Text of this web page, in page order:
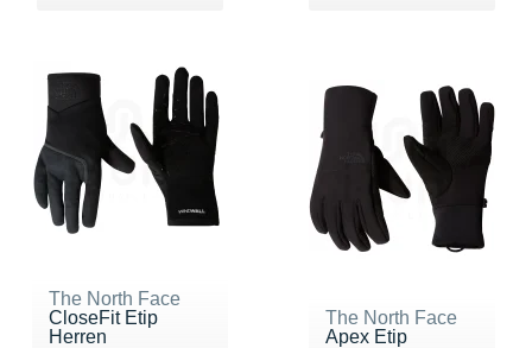
The North Face
CloseFit Etip
Herren
The North Face
Apex Etip